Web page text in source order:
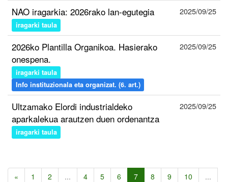
NAO iragarkia: 2026rako lan-egutegia
iragarki taula
2025/09/25
2026ko Plantilla Organikoa. Hasierako
onespena.
iragarki taula
Info instituzionala eta organizat. (6. art.)
2025/09/25
Ultzamako Elordi industrialdeko
aparkalekua arautzen duen ordenantza
iragarki taula
2025/09/25
« 1 2 ... 4 5 6 7 8 9 10
...